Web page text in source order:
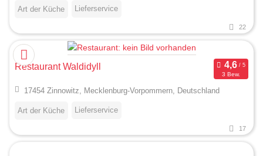
Art der Küche Lieferservice
22
Restaurant Waldidyll
3 Bew.
17454 Zinnowitz, Mecklenburg-Vorpommern, Deutschland
Art der Küche Lieferservice
17